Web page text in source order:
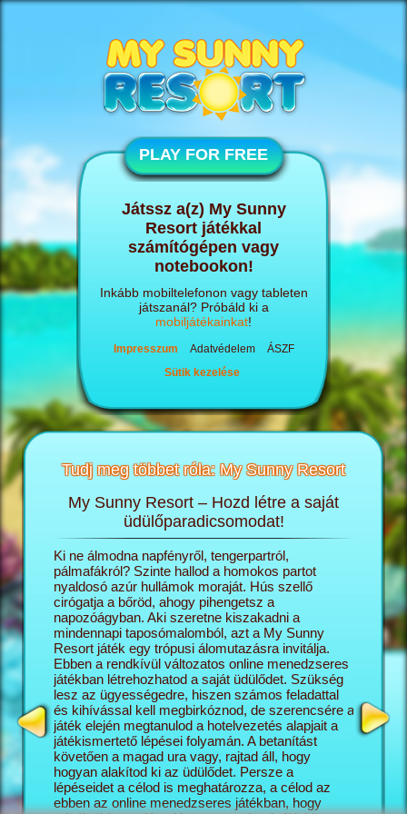
PLAY FOR FREE
Játssz a(z) My Sunny
Resort játékkal
számítógépen vagy
notebookon!
Inkább mobiltelefonon vagy tableten
játszanál? Próbáld ki a
mobiljátékainkat!
Impresszum Adatvédelem
ÁSZF
Sütik kezelése
Tudj meg többet róla: My Sunny Resort
My Sunny Resort – Hozd létre a saját
üdülőparadicsomodat!
Ki ne álmodna napfényről, tengerpartról,
pálmafákról? Szinte hallod a homokos partot
nyaldosó azúr hullámok moraját. Hús szellő
cirógatja a bőröd, ahogy pihengetsz a
napozóágyban. Aki szeretne kiszakadni a
mindennapi taposómalomból, azt a My Sunny
Resort játék egy trópusi álomutazásra invitálja.
Ebben a rendkívül változatos online menedzseres
játékban létrehozhatod a saját üdülődet. Szükség
lesz az ügyességedre, hiszen számos feladattal
és kihívással kell megbirkóznod, de szerencsére a
játék elején megtanulod a hotelvezetés alapjait a
játékismertető lépései folyamán. A betanítást
követően a magad ura vagy, rajtad áll, hogy
hogyan alakítod ki az üdülődet. Persze a
lépéseidet a célod is meghatározza, a célod az
ebben az online menedzseres játékban, hogy
A My
saját
mégis